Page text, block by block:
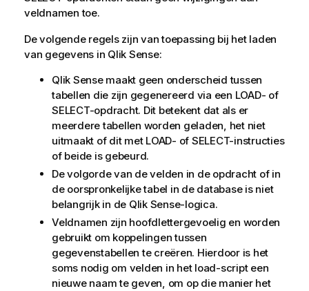
veldnamen toe.
De volgende regels zijn van toepassing bij het laden
van gegevens in Qlik Sense:
Qlik Sensemaakt geen onderscheid tussen
tabellen die zijn gegenereerd via een LOAD- of
SELECT-opdracht. Dit betekent dat als er
meerdere tabellen worden geladen, het niet
uitmaakt of dit met LOAD- of SELECT-instructies
of beide is gebeurd.
De volgorde van de velden in de opdracht of in
de oorspronkelijke tabel in de database is niet
belangrijk in de Qlik Sense-logica.
Veldnamen zijn hoofdlettergevoelig en worden
gebruikt om koppelingen tussen
gegevenstabellen te creëren. Hierdoor is het
soms nodig om velden in het load-script een
nieuwe naam te geven, om op die manier het